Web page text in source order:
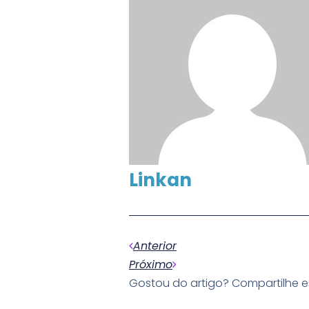
Linkan
Anterior
Próximo
Gostou do artigo? Compartilhe